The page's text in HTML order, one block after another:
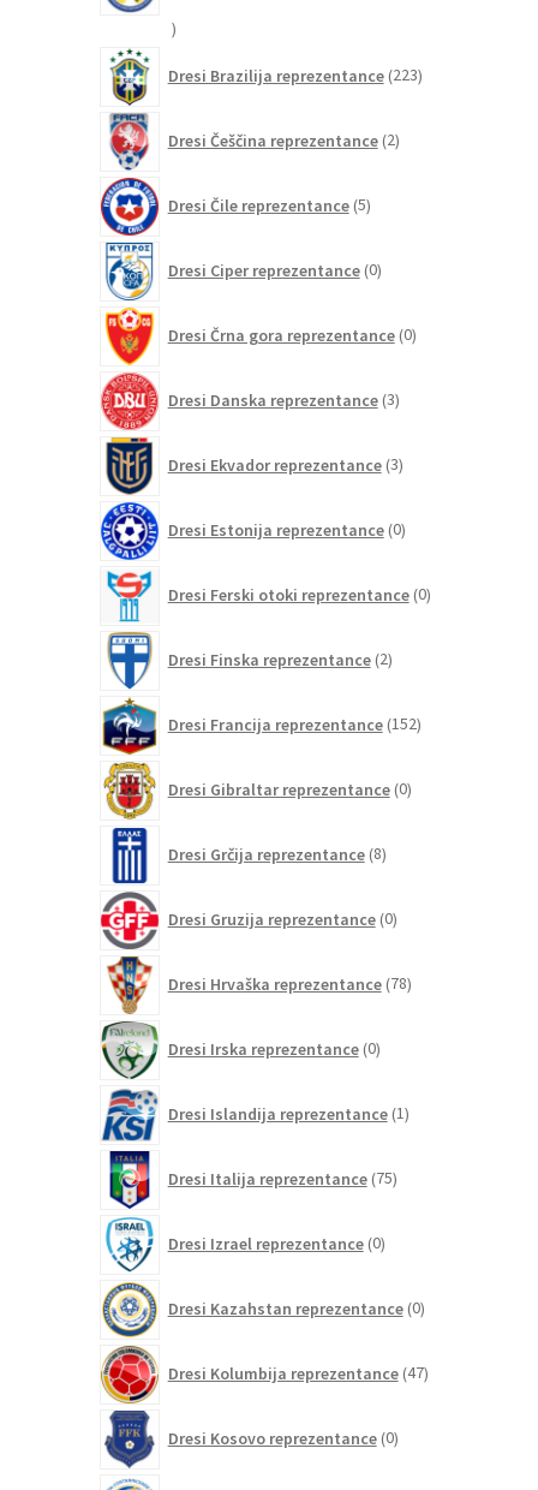
20
Dresi Brazilija reprezentance 223izdelkov
Dresi Češčina reprezentance 2izdelka
Dresi Čile reprezentance 5izdelkov
Dresi Ciper reprezentance 0izdelkov
Dresi Črna gora reprezentance 0izdelkov
Dresi Danska reprezentance 3izdelki
Dresi Ekvador reprezentance 3izdelki
Dresi Estonija reprezentance 0izdelkov
Dresi Ferski otoki reprezentance 0izdelkov
Dresi Finska reprezentance 2izdelka
Dresi Francija reprezentance 152izdelkov
Dresi Gibraltar reprezentance 0izdelkov
Dresi Grčija reprezentance 8izdelkov
Dresi Gruzija reprezentance 0izdelkov
Dresi Hrvaška reprezentance 78izdelkov
Dresi Irska reprezentance 0izdelkov
Dresi Islandija reprezentance 1izdelek
Dresi Italija reprezentance 75izdelkov
Dresi Izrael reprezentance 0izdelkov
Dresi Kazahstan reprezentance 0izdelkov
Dresi Kolumbija reprezentance 47izdelkov
Dresi Kosovo reprezentance 0izdelkov